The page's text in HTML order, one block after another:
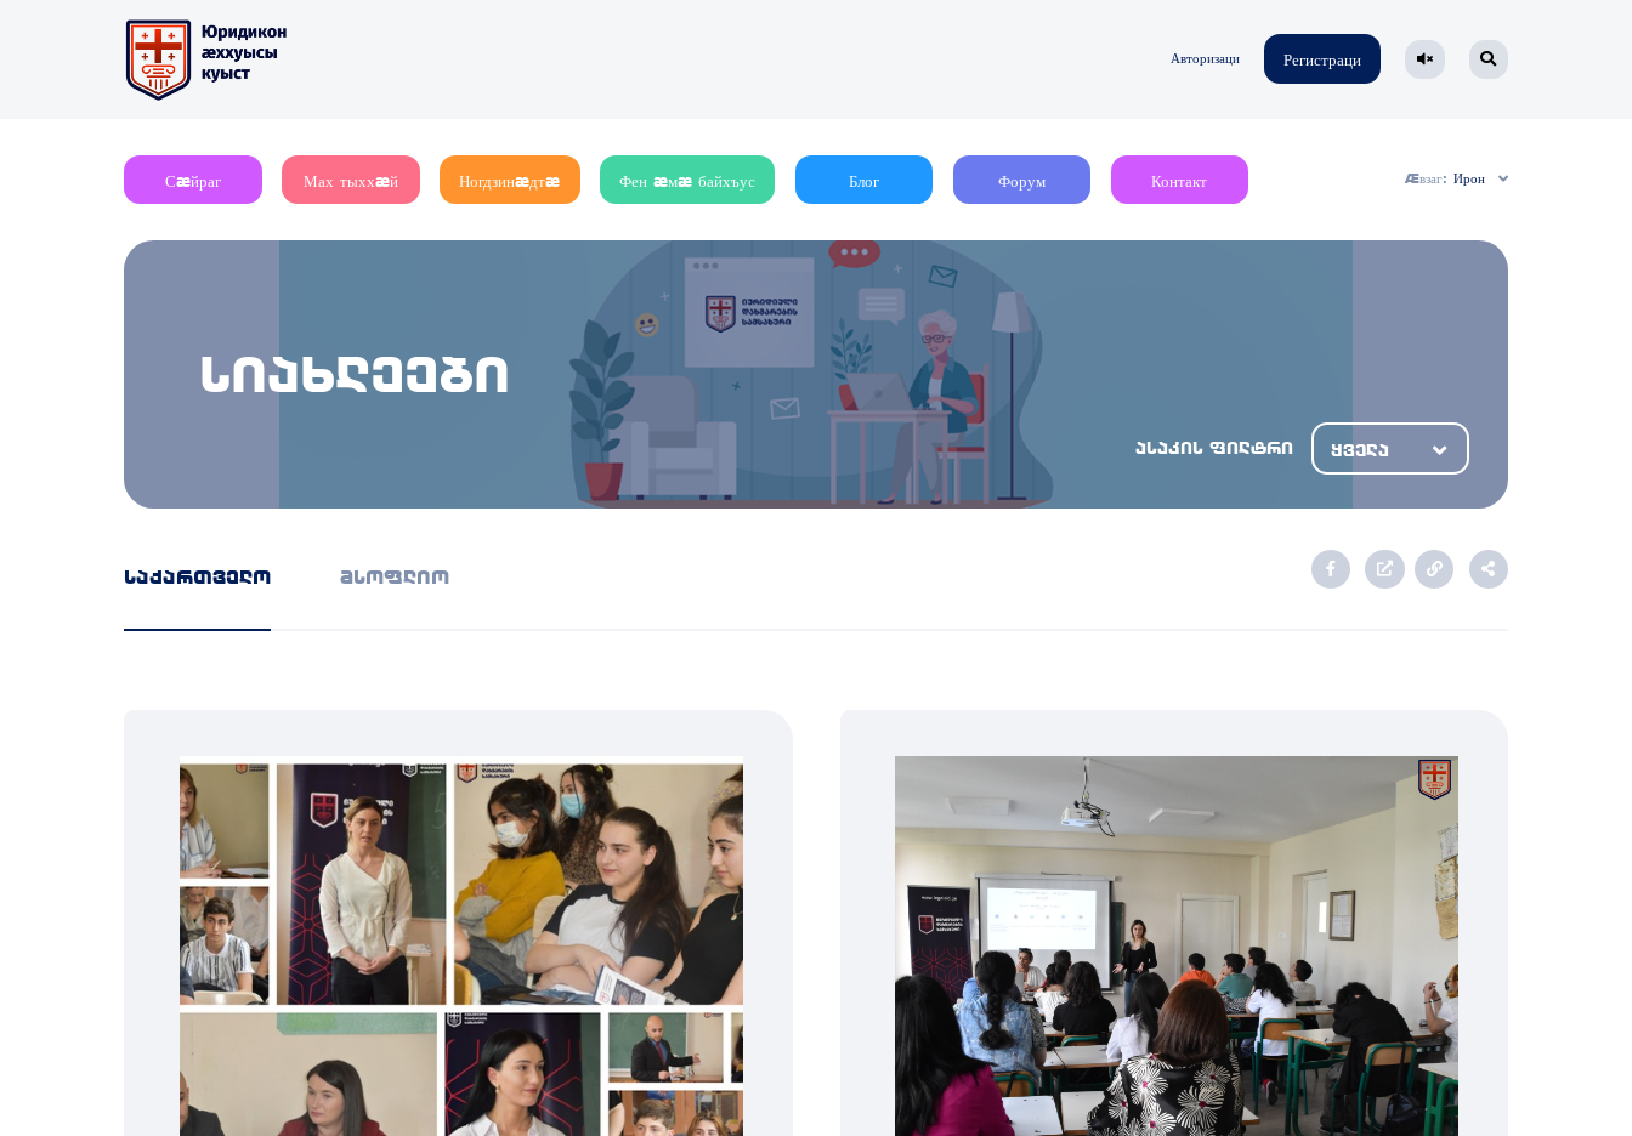
Авторизаци Регистраци
Сæйраг Мах тыххæй Ногдзинæдтæ Фен æмæ байхъус Блог Форум Контакт Æвзаг: Ирон
სიახლეები
ასაკის ფილტრი ყველა
საქართველო მსოფლიო